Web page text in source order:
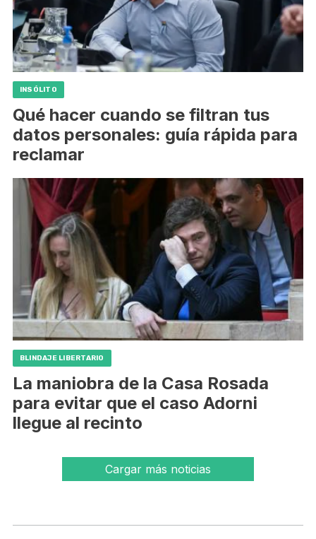
INSÓLITO
Qué hacer cuando se filtran tus
datos personales: guía rápida para
reclamar
BLINDAJE LIBERTARIO
La maniobra de la Casa Rosada
para evitar que el caso Adorni
llegue al recinto
Cargar más noticias